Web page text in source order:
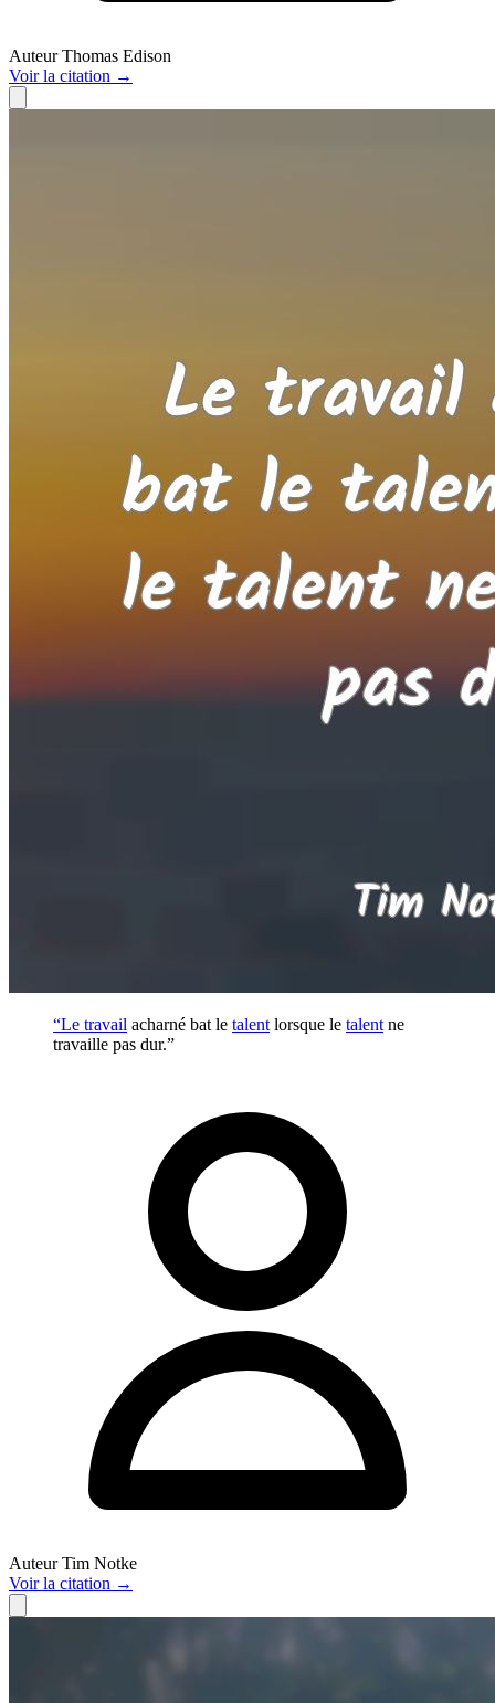
Auteur Thomas Edison
Voirla citation →
“Le travail acharné bat le talent lorsque le talent ne
travaille pas dur.”
Auteur Tim Notke
Voirla citation →